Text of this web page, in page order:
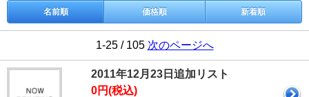
名前順 価格順 新着順
1-25 / 105 次のページへ
2011年12月23日追加リスト
0円(税込)